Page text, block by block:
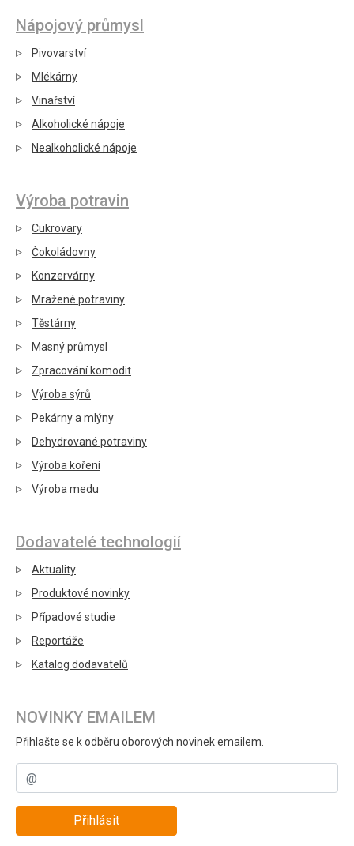
Nápojový průmysl
Pivovarství
Mlékárny
Vinařství
Alkoholické nápoje
Nealkoholické nápoje
Výroba potravin
Cukrovary
Čokoládovny
Konzervárny
Mražené potraviny
Těstárny
Masný průmysl
Zpracování komodit
Výroba sýrů
Pekárny a mlýny
Dehydrované potraviny
Výroba koření
Výroba medu
Dodavatelé technologií
Aktuality
Produktové novinky
Případové studie
Reportáže
Katalog dodavatelů
NOVINKY EMAILEM
Přihlašte se k odběru oborových novinek emailem.
Přihlásit